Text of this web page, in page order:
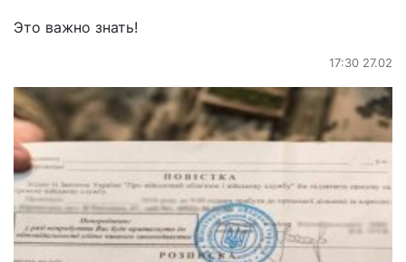
Это важно знать!
17:30 27.02